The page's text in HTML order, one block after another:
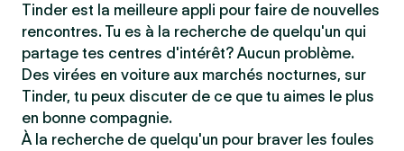
Tinder est la meilleure appli pour faire de nouvelles
rencontres. Tu es à la recherche de quelqu'un qui
partage tes centres d'intérêt? Aucun problème.
Des virées en voiture aux marchés nocturnes, sur
Tinder, tu peux discuter de ce que tu aimes le plus
en bonne compagnie.
À la recherche de quelqu'un pour braver les foules